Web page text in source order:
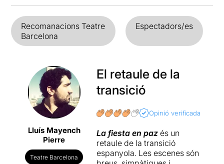
Recomanacions Teatre
Barcelona
Espectadors/es
Lluís Mayench
Pierre
Teatre Barcelona
El retaule de la
transició
Opinió verificada
La fiesta en pazés un
retaule de la transició
espanyola. Les escenes són